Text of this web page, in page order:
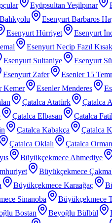
Eyüpsultan Yeşilpınar
Esenyurt Barbaros
Esenyurt Hürriyet Esenyurt
Esenyurt Necip Fazıl
Esenyurt Sultaniye Esenyurt
Esenyurt Zafer Esenler 15
Kemer Esenler Menderes
Çatalca Atatürk Çatalca
Çatalca Elbasan Çatalca
Çatalca Kabakça Çatalca
Çatalca Oklalı Çatalca
Büyükçekmece Ahmediye
Büyükçekmece
Büyükçekmece Karaağaç
Sinanoba Büyükçekmece
Bostan Beyoğlu Bülbül